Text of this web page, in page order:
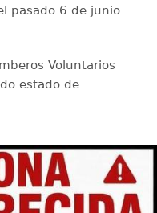
pasado 6 de junio
Voluntarios
estado de